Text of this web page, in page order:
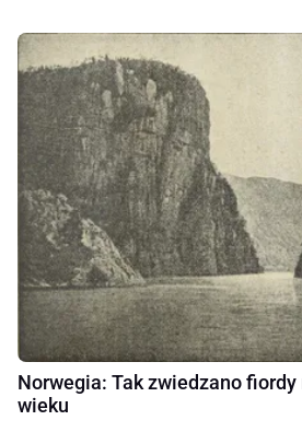
Norwegia: Tak zwiedzano fiordy
wieku